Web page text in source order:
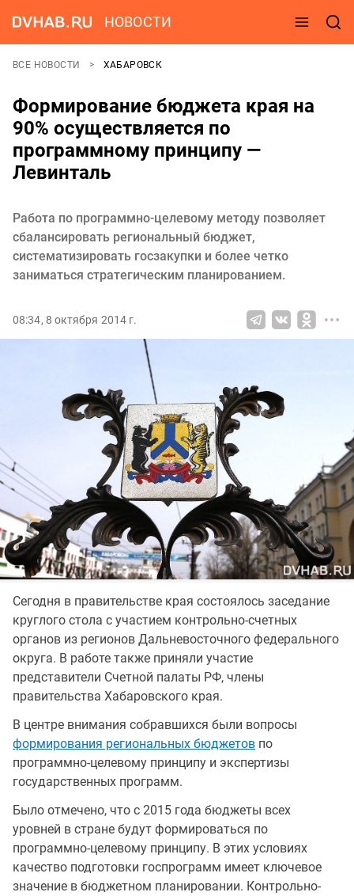
НОВОСТИ
ВСЕ НОВОСТИ ХАБАРОВСК
Формирование бюджета края на
90% осуществляется по
программному принципу —
Левинталь
Работа по программно-целевому методу позволяет
сбалансировать региональный бюджет,
систематизировать госзакупки и более четко
заниматься стратегическим планированием.
08:34, 8 октября 2014 г.
Сегодня в правительстве края состоялось заседание
круглого стола с участием контрольно-счетных
органов из регионов Дальневосточного федерального
округа. В работе также приняли участие
представители Счетной палаты РФ, члены
правительства Хабаровского края.
В центре внимания собравшихся были вопросы
формирования региональных бюджетов по
программно-целевому принципу и экспертизы
государственных программ.
Было отмечено, что с 2015 года бюджеты всех
уровней в стране будут формироваться по
программно-целевому принципу. В этих условиях
качество подготовки госпрограмм имеет ключевое
значение в бюджетном планировании. Контрольно-